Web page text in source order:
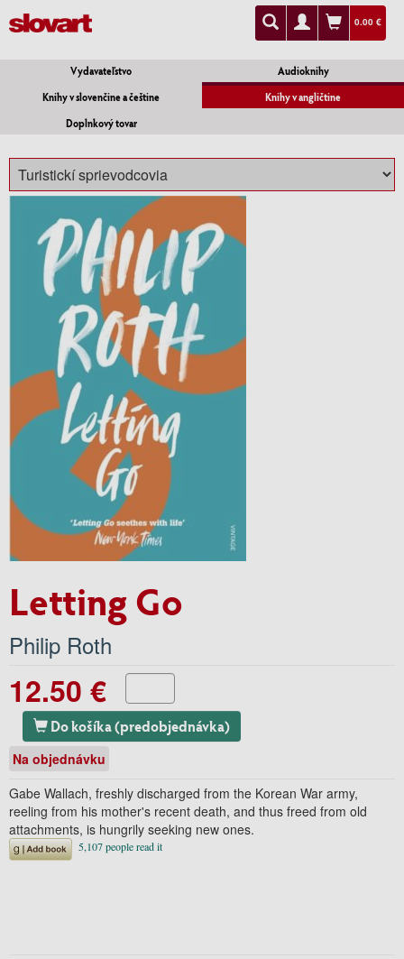
0.00 €
Vydavateľstvo
Audioknihy
Knihy v slovenčine a češtine
Knihy v angličtine
Doplnkový tovar
Letting Go
Philip Roth
12.50 €
Do košíka (predobjednávka)
Na objednávku
Gabe Wallach, freshly discharged from the Korean War army,
reeling from his mother's recent death, and thus freed from old
attachments, is hungrily seeking new ones.